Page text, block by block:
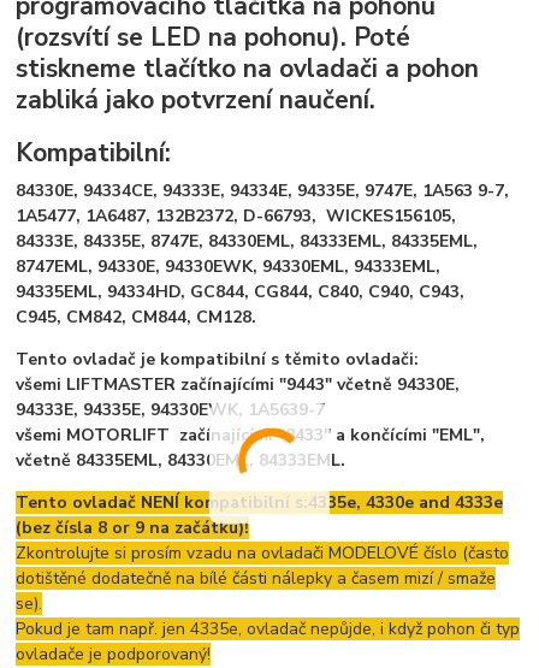
(rozsvítí se LED na pohonu). Poté
stiskneme tlačítko na ovladači a pohon
zabliká jako potvrzení naučení.
Kompatibilní:
84330E, 94334CE, 94333E, 94334E, 94335E, 9747E, 1A563 9-7,
1A5477, 1A6487, 132B2372, D-66793, WICKES156105,
84333E, 84335E, 8747E, 84330EML, 84333EML, 84335EML,
8747EML, 94330E, 94330EWK, 94330EML, 94333EML,
94335EML, 94334HD, GC844, CG844, C840, C940, C943,
C945, CM842, CM844, CM128.
Tento ovladač je kompatibilní s těmito ovladači:
všemi LIFTMASTER začínajícími "9443" včetně 94330E,
94333E, 94335E, 94330EWK, 1A5639-7
všemi MOTORLIFT začínajícími "8433" a končícími "EML",
včetně 84335EML, 84330EML, 84333EML.
Tento ovladač NENÍ kompatibilní s:4335e, 4330e and 4333e
(bez čísla 8 or 9 na začátku)!
Zkontrolujte si prosím vzadu na ovladači MODELOVÉ číslo (často
dotištěné dodatečně na bílé části nálepky a časem mizí / smaže
se).
Pokud je tam např. jen 4335e, ovladač nepůjde, i když pohon či typ
ovladače je podporovaný!